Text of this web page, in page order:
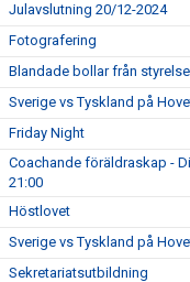
Julavslutning 20/12-2024
Fotografering
Blandade bollar från
Sverige vs Tyskland på
Friday Night
Coachande föräldraskap -
21:00
Höstlovet
Sverige vs Tyskland på
Sekretariatsutbildning